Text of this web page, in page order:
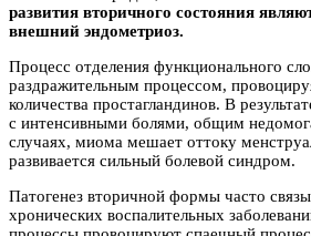
развития вторичного состояния
внешний эндометриоз.
Процесс отделения функционального
раздражительным процессом,
количества простагландинов. В
с интенсивными болями, общим
случаях, миома мешает оттоку
развивается сильный болевой синдром.
Патогенез вторичной формы часто
хронических воспалительных